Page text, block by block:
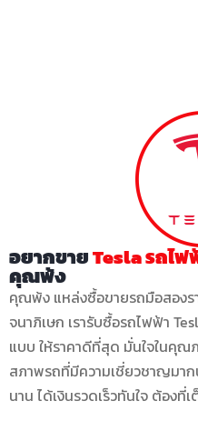
อยากขายTesla รถไ
คุณพ้ง
คุณพ้ง แหล่งซื้อขายรถมือสอง
จนาภิเษก เรารับซื้อรถไฟฟ้า
แบบ ให้ราคาดีที่สุด มั่นใจในคุณ
สภาพรถที่มีความเชี่ยวชาญมาก
นาน ได้เงินรวดเร็วทันใจ ต้องที่